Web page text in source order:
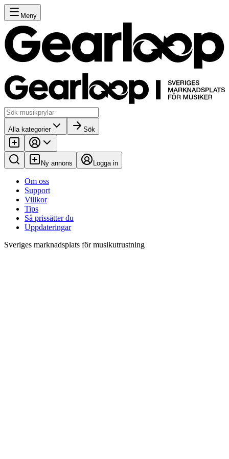
Meny
Alla kategorier Sök
Ny annons Logga in
Om oss
Support
Villkor
Tips
Så prissätter du
Uppdateringar
Sveriges marknadsplats för musikutrustning